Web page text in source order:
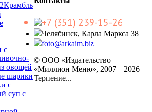
Крамбль
с
овощей
шарики
с
суп с
+7 (351) 239-15-26
Челябинск, Карла Маркса 38
foto@arkaim.biz
© ООО «Издательство
«Миллион Меню», 2007—2026
Терпение...